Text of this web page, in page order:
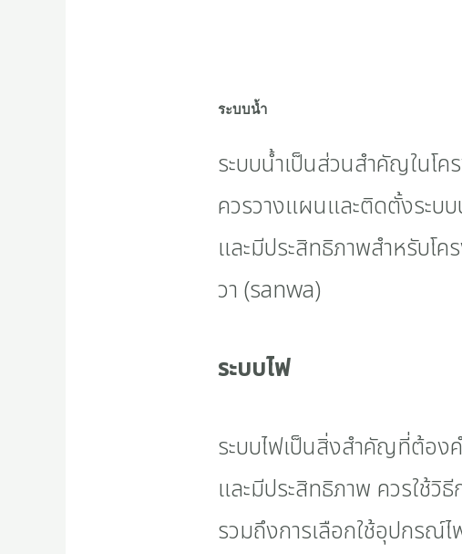
ระบบน้ำ
ระบบน้ำเป็นส่วนสำคัญในโ
ควรวางแผนและติดตั้งระบบ
และมีประสิทธิภาพสำหรับโ
วา (sanwa)
ระบบไฟ
ระบบไฟเป็นสิ่งสำคัญที่ต้อง
และมีประสิทธิภาพ ควรใช้วิ
รวมถึงการเลือกใช้อุปกรณ์